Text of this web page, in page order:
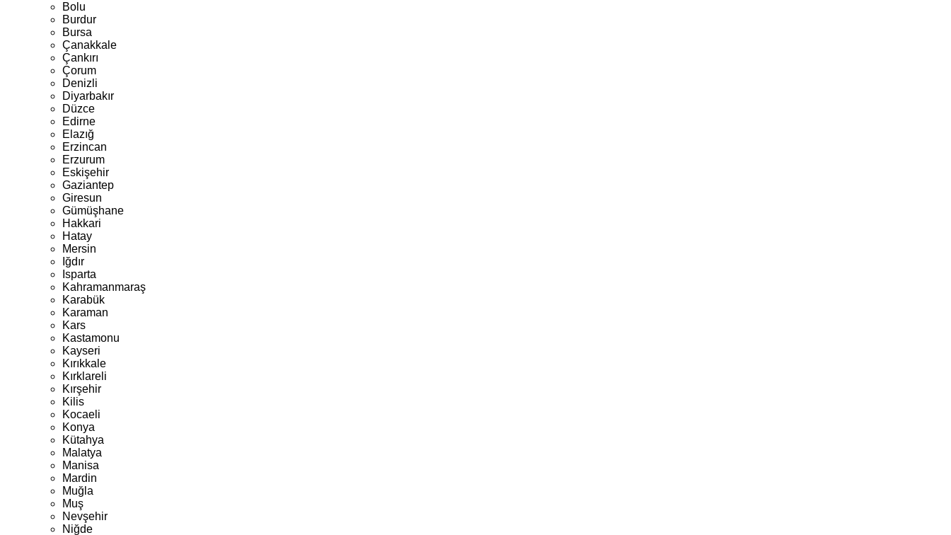
Bolu
Burdur
Bursa
Çanakkale
Çankırı
Çorum
Denizli
Diyarbakır
Düzce
Edirne
Elazığ
Erzincan
Erzurum
Eskişehir
Gaziantep
Giresun
Gümüşhane
Hakkari
Hatay
Mersin
Iğdır
Isparta
Kahramanmaraş
Karabük
Karaman
Kars
Kastamonu
Kayseri
Kırıkkale
Kırklareli
Kırşehir
Kilis
Kocaeli
Konya
Kütahya
Malatya
Manisa
Mardin
Muğla
Muş
Nevşehir
Niğde